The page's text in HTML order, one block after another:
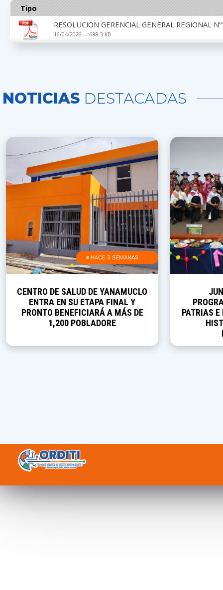
Tipo
RESOLUCION GERENCIAL GENERAL REGIONAL
16/04/2026 — 698.3 KB
NOTICIAS DESTACADAS
≡ HACE 3 SEMANAS
CENTRO DE SALUD DE YANAMUCLO
ENTRA EN SU ETAPA FINAL Y
PRONTO BENEFICIARÁ A MÁS DE
1,200 POBLADORE
PATRIAS